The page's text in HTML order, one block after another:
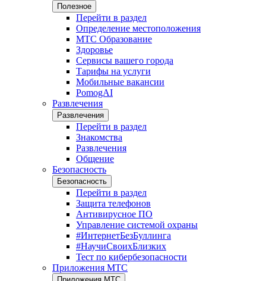
Полезное
Перейти в раздел
Определение местоположения
МТС Образование
Здоровье
Сервисы вашего города
Тарифы на услуги
Мобильные вакансии
PomogAI
Развлечения
Развлечения
Перейти в раздел
Знакомства
Развлечения
Общение
Безопасность
Безопасность
Перейти в раздел
Защита телефонов
Антивирусное ПО
Управление системой охраны
#ИнтернетБезБуллинга
#НаучиСвоихБлизких
Тест по кибербезопасности
Приложения МТС